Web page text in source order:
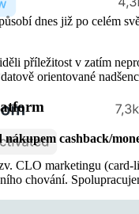
dnes již po celém
příležitost v zatím
orientované
cashback/
CLO marketingu
chování.